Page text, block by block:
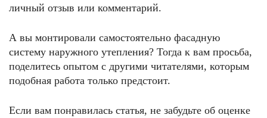
личный отзыв или комментарий.
А вы монтировали самостоятельно фасадную
систему наружного утепления? Тогда к вам просьба,
поделитесь опытом с другими читателями, которым
подобная работа только предстоит.
Если вам понравилась статья, не забудьте об оценке